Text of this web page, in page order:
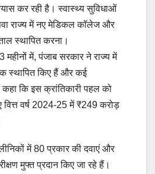
कर रही है। स्वास्थ्य सुविधाओं
राज्य में नए मेडिकल कॉलेज और
स्थापित करना।
में, पंजाब सरकार ने राज्य में
स्थापित किए हैं और कई
कहा कि इस क्रांतिकारी पहल को
वर्ष 2024-25 में ₹249 करोड़
में 80 प्रकार की दवाएं और
मुफ्त प्रदान किए जा रहे हैं।